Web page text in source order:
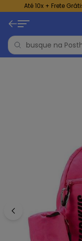
Até 10x + Frete